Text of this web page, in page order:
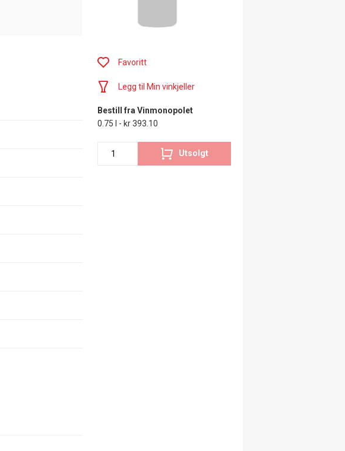
Favoritt
Legg til Min vinkjeller
Bestill fra Vinmonopolet
0.75 l - kr 393.10
Utsolgt